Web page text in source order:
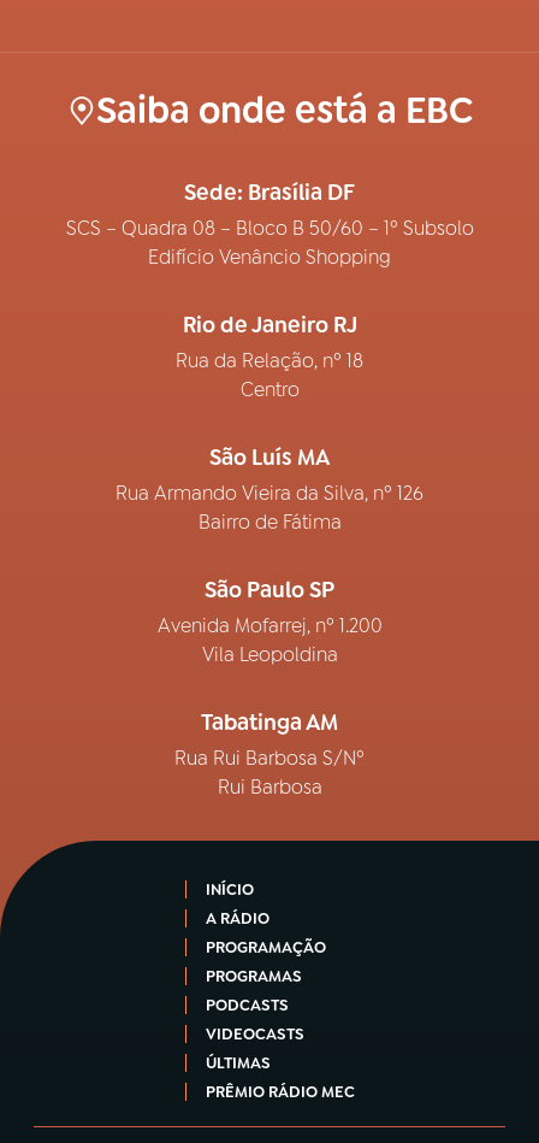
Saiba onde está a EBC
Sede: Brasília DF
SCS – Quadra 08 – Bloco B 50/60 – 1º Subsolo
Edifício Venâncio Shopping
Rio de Janeiro RJ
Rua da Relação, nº 18
Centro
São Luís MA
Rua Armando Vieira da Silva, nº 126
Bairro de Fátima
São Paulo SP
Avenida Mofarrej, nº 1.200
Vila Leopoldina
Tabatinga AM
Rua Rui Barbosa S/Nº
Rui Barbosa
INÍCIO
A RÁDIO
PROGRAMAÇÃO
PROGRAMAS
PODCASTS
VIDEOCASTS
ÚLTIMAS
PRÊMIO RÁDIO MEC